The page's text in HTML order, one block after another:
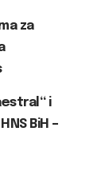
za
i
BiH –